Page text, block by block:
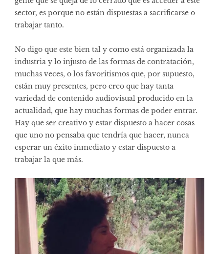
sector, es porque no están dispuestas a sacrificarse o
trabajar tanto.
No digo que este bien tal y como está organizada la
industria y lo injusto de las formas de contratación,
muchas veces, o los favoritismos que, por supuesto,
están muy presentes, pero creo que hay tanta
variedad de contenido audiovisual producido en la
actualidad, que hay muchas formas de poder entrar.
Hay que ser creativo y estar dispuesto a hacer cosas
que uno no pensaba que tendría que hacer, nunca
esperar un éxito inmediato y estar dispuesto a
trabajar la que más.